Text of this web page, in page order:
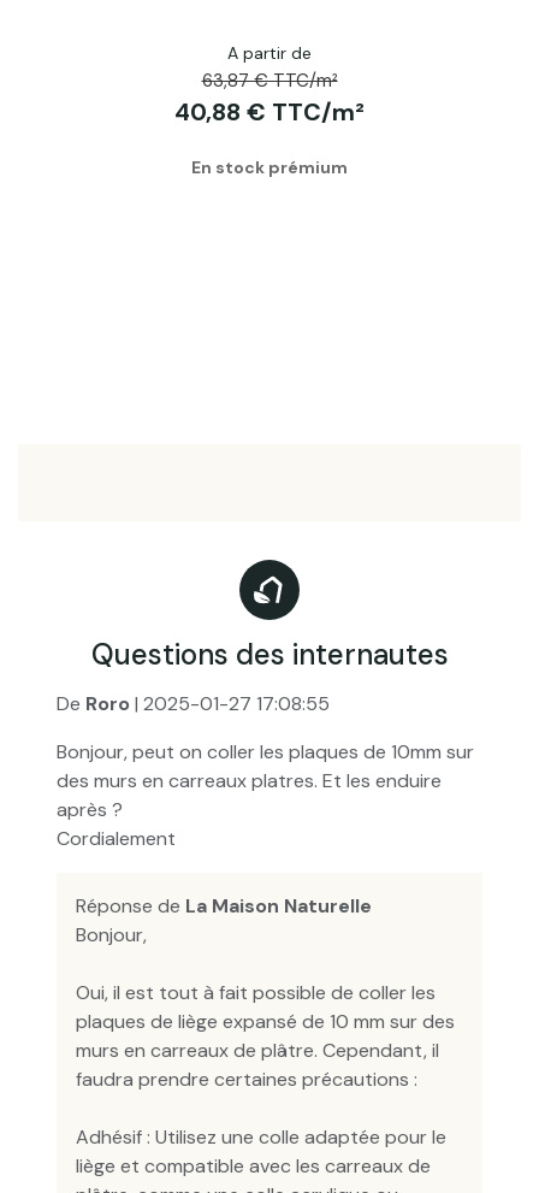
A partir de
63,87 € TTC/m²
40,88 € TTC/m²
En stock prémium
Questions des internautes
De Roro | 2025-01-27 17:08:55
Bonjour, peut on coller les plaques de 10mm sur
des murs en carreaux platres. Et les enduire
après ?
Cordialement
Réponse de La Maison Naturelle
Bonjour,
Oui, il est tout à fait possible de coller les
plaques de liège expansé de 10 mm sur des
murs en carreaux de plâtre. Cependant, il
faudra prendre certaines précautions :
Adhésif : Utilisez une colle adaptée pour le
liège et compatible avec les carreaux de